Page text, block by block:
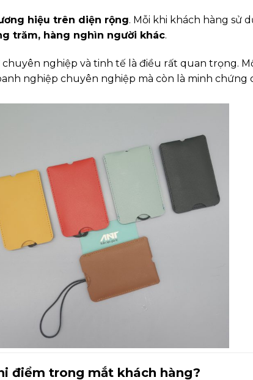
hiệu trên diện rộng. Mỗi khi khách hàng sử
trăm, hàng nghìn người khác.
nghiệp và tinh tế là điều rất quan trọng.
nghiệp chuyên nghiệp mà còn là minh chứng
điểm trong mắt khách hàng?